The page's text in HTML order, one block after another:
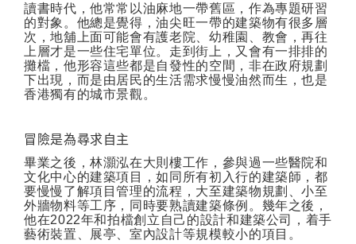
讀書時代，他常常以油麻地一帶舊區，作為專題研習
的對象。他總是覺得，油尖旺一帶的建築物有很多層
次，地舖上面可能會有護老院、幼稚園、教會，再往
上層才是一些住宅單位。走到街上，又會有一排排的
攤檔，他形容這些都是自發性的空間，非在政府規劃
下出現，而是由居民的生活需求慢慢油然而生，也是
香港獨有的城市景觀。
冒險是為尋求自主
畢業之後，林灝泓在大則樓工作，參與過一些醫院和
文化中心的建築項目，如同所有初入行的建築師，都
要慢慢了解項目管理的流程，大至建築物規劃、小至
外牆物料等工序，同時要熟讀建築條例。幾年之後，
他在2022年和拍檔創立自己的設計和建築公司，着手
藝術裝置、展亭、室內設計等規模較小的項目。